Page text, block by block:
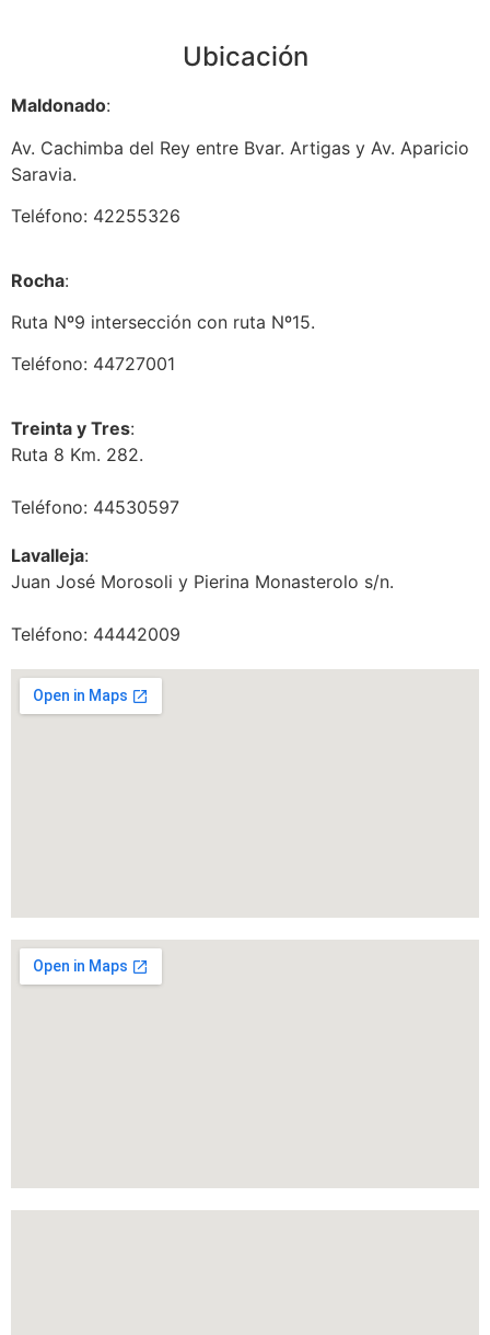
Ubicación
Maldonado:
Av. Cachimba del Rey entre Bvar. Artigas y Av. Aparicio
Saravia.
Teléfono: 42255326
Rocha:
Ruta Nº9 intersección con ruta Nº15.
Teléfono: 44727001
Treinta y Tres:
Ruta 8 Km. 282.
Teléfono: 44530597
Lavalleja:
Juan José Morosoli y Pierina Monasterolo s/n.
Teléfono: 44442009